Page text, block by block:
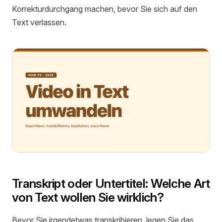
Korrekturdurchgang machen, bevor Sie sich auf den
Text verlassen.
Transkript oder Untertitel: Welche Art
von Text wollen Sie wirklich?
Bevor Sie irgendetwas transkribieren, legen Sie das